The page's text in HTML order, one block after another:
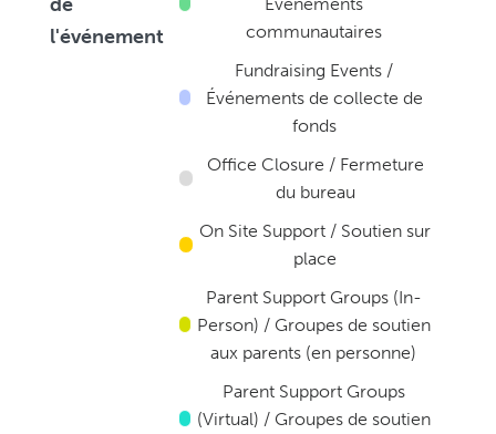
l'événement
communautaires
Fundraising Events /
Événements de collecte de
fonds
Office Closure / Fermeture
du bureau
On Site Support / Soutien sur
place
Parent Support Groups (In-
Person) / Groupes de soutien
aux parents (en personne)
Parent Support Groups
(Virtual) / Groupes de soutien